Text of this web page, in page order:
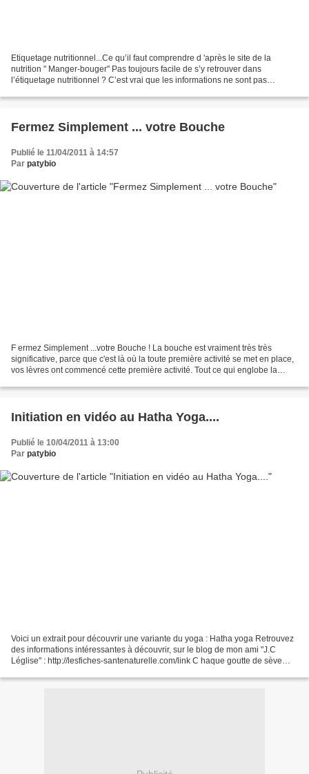
Etiquetage nutritionnel...Ce qu’il faut comprendre d 'après le site de la
nutrition " Manger-bouger" Pas toujours facile de s’y retrouver dans
l’étiquetage nutritionnel ? C’est vrai que les informations ne sont pas
Fermez Simplement ... votre Bouche
Publié le 11/04/2011 à 14:57
Par patybio
F ermez Simplement ...votre Bouche ! La bouche est vraiment très très
significative, parce que c'est là où la toute première activité se met en place,
vos lèvres ont commencé cette première activité. Tout ce qui englobe la
Initiation en vidéo au Hatha Yoga....
Publié le 10/04/2011 à 13:00
Par patybio
Voici un extrait pour découvrir une variante du yoga : Hatha yoga Retrouvez
des informations intéressantes à découvrir, sur le blog de mon ami "J.C
Léglise" : http://lesfiches-santenaturelle.com/link C haque goutte de sève